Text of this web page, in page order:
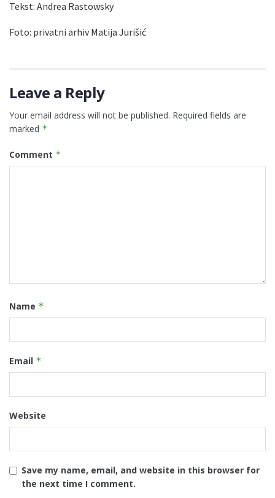
Tekst: Andrea Rastowsky
Foto: privatni arhiv Matija Jurišić
Leave a Reply
Your email address will not be published. Required fields are
marked *
Comment *
Name *
Email *
Website
Save my name, email, and website in this browser for
the next time I comment.